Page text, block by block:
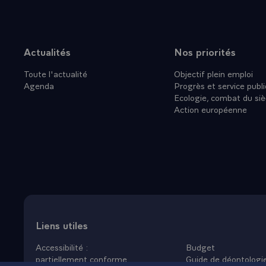
point
accord de
La position
Cela tient
constantes
points
tout
Nous
mondial
l'initiative
Plan du site
Actualités
Toute l'actualité
Agenda
Nos priorités
Objectif plein emploi
Progrès et service
Ecologie, combat du
Action européenne
Liens utiles
Accessibilité :
partiellement conforme
Budget
Guide de